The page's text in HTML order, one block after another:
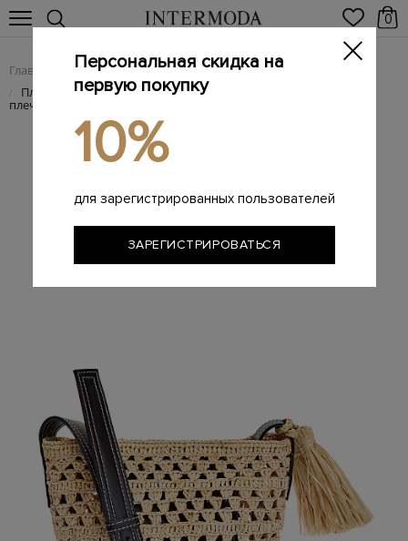
0
Главная Женщинам / Женские сумки из натуральной кожи
/ Плетеная сумка из&nbsp;рафии на&nbsp;брендированном
плечевом ремне
Персональная скидка на
первую покупку
10%
для зарегистрированных пользователей
ЗАРЕГИСТРИРОВАТЬСЯ